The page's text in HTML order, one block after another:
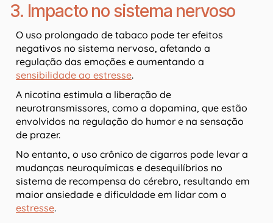
3. Impacto no sistema nervoso
O uso prolongado de tabaco pode ter efeitos
negativos no sistema nervoso, afetando a
regulação das emoções e aumentando a
sensibilidade ao estresse.
A nicotina estimula a liberação de
neurotransmissores, como a dopamina, que estão
envolvidos na regulação do humor e na sensação
de prazer.
No entanto, o uso crônico de cigarros pode levar a
mudanças neuroquímicas e desequilíbrios no
sistema de recompensa do cérebro, resultando em
maior ansiedade e dificuldade em lidar com o
estresse.